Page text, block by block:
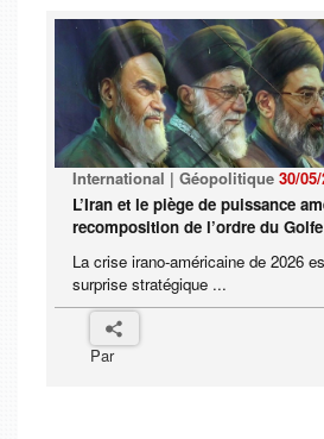
International | Géopolitique 30/
L’Iran et le piège de puissance
recomposition de l’ordre du Golfe
La crise irano-américaine de 2026
surprise stratégique ...
Par